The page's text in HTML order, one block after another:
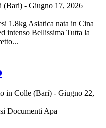
(Bari) - Giugno 17, 2026
1.8kg Asiatica nata in Cina
intenso Bellissima Tutta la
in Colle (Bari) - Giugno 22,
Documenti Apa